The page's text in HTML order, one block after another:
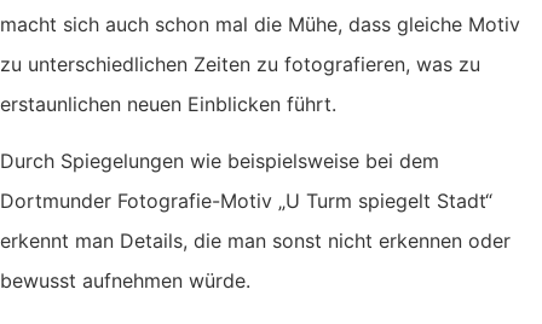
macht sich auch schon mal die Mühe, dass gleiche Motiv
zu unterschiedlichen Zeiten zu fotografieren, was zu
erstaunlichen neuen Einblicken führt.
Durch Spiegelungen wie beispielsweise bei dem
Dortmunder Fotografie-Motiv „U Turm spiegelt Stadt“
erkennt man Details, die man sonst nicht erkennen oder
bewusst aufnehmen würde.